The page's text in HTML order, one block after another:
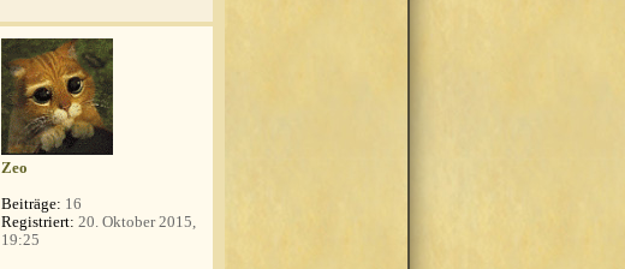
Zeo
Beiträge: 16
Registriert: 20. Oktober 2015,
19:25